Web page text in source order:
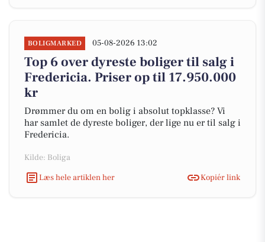
BOLIGMARKED 05-08-2026 13:02
Top 6 over dyreste boliger til salg i
Fredericia. Priser op til 17.950.000
kr
Drømmer du om en bolig i absolut topklasse? Vi
har samlet de dyreste boliger, der lige nu er til salg i
Fredericia.
Kilde: Boliga
Læs hele artiklen her
Kopiér link